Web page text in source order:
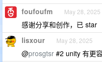
foufoufm May 28, 2025
感谢分享和创作，已 star
lisxour May 28, 2025
@prosgtsr #2 unity 有更